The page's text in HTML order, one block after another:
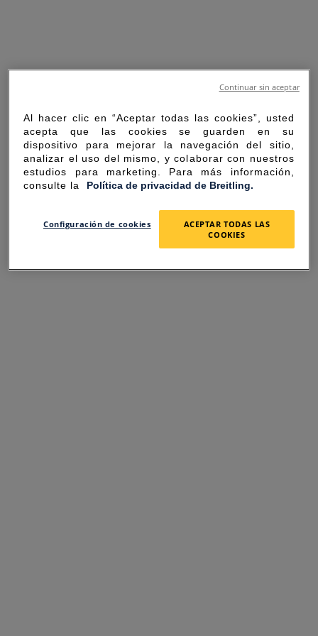
SORRY FOR THE
INCONVENIENCE
Al hacer clic en “Aceptar todas las cookies”, usted
acepta que las cookies se guarden en su
dispositivo para mejorar la navegación del sitio,
analizar el uso del mismo, y colaborar con nuestros
estudios para marketing. Para más información,
consulte la Política de privacidad de Breitling.
Configuración de cookies
ACEPTAR TODAS LAS
COOKIES
Continuar sin aceptar